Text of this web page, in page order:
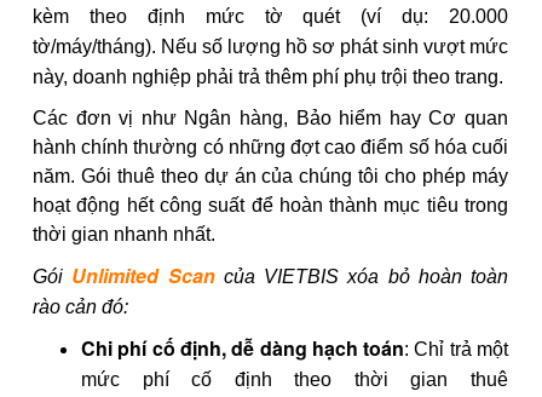
kèm theo định mức tờ quét (ví dụ: 20.000
tờ/máy/tháng). Nếu số lượng hồ sơ phát sinh vượt mức
này, doanh nghiệp phải trả thêm phí phụ trội theo trang.
Các đơn vị như Ngân hàng, Bảo hiểm hay Cơ quan
hành chính thường có những đợt cao điểm số hóa cuối
năm. Gói thuê theo dự án của chúng tôi cho phép máy
hoạt động hết công suất để hoàn thành mục tiêu trong
thời gian nhanh nhất.
Gói Unlimited Scan của VIETBIS xóa bỏ hoàn toàn
rào cản đó:
Chi phí cố định, dễ dàng hạch toán: Chỉ trả một
mức phí cố định theo thời gian thuê